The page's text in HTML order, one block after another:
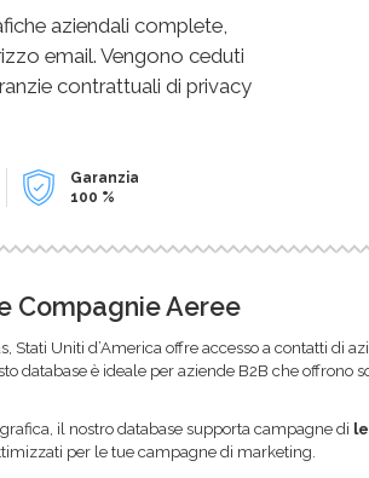
aziendali complete,
email. Vengono ceduti
contrattuali di privacy
Garanzia
100 %
Compagnie Aeree
Stati Uniti d’America offre accesso a contatti di
database è ideale per aziende B2B che offrono
il nostro database supporta campagne di
per le tue campagne di marketing.